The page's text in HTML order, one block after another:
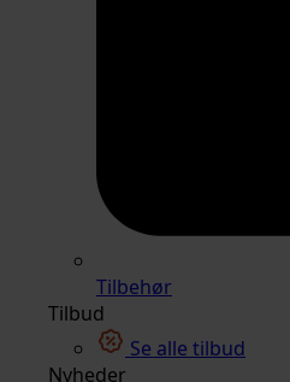
Tilbehør
Tilbud
Se alle tilbud
Nyheder